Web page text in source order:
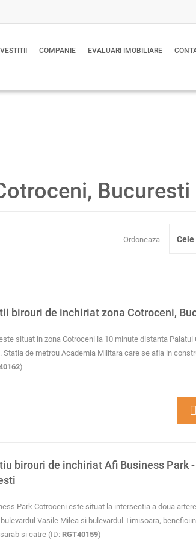
COMPANIE EVALUARI IMOBILIARE
Bucuresti
Ordoneaza
Cele
birouri de inchiriat zona Cotroceni,
situat in zona Cotroceni la 10 minute distanta Palatul
Statia de metrou Academia Militara care se afla in
)
birouri de inchiriat Afi Business Park
Park Cotroceni este situat la intersectia a doua
Vasile Milea si bulevardul Timisoara,
si catre (ID: RGT40159)